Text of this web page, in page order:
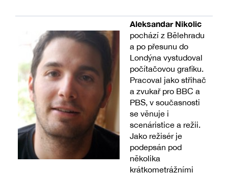
Aleksandar Nikolic
pochází z Bělehradu
a po přesunu do
Londýna vystudoval
počítačovou grafiku.
Pracoval jako střihač
a zvukař pro BBC a
PBS, v současnosti
se věnuje i
scenáristice a režii.
Jako režisér je
podepsán pod
několika
krátkometrážními